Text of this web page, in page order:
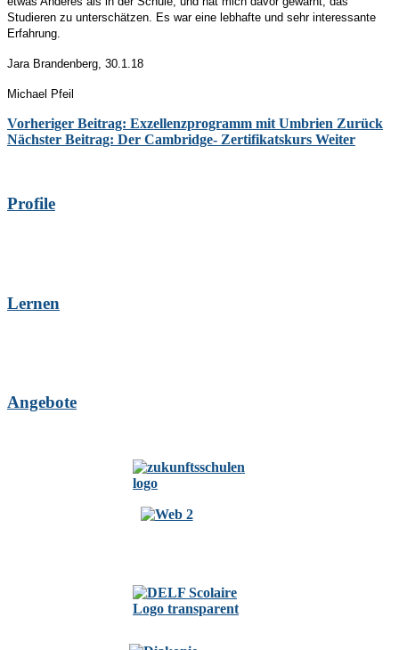
Studieren zu unterschätzen. Es war eine lebhafte und sehr interessante
Erfahrung.
Jara Brandenberg, 30.1.18
Michael Pfeil
Vorheriger Beitrag: Exzellenzprogramm mit Umbrien Zurück
Nächster Beitrag: Der Cambridge- Zertifikatskurs Weiter
Profile
Lernen
Angebote